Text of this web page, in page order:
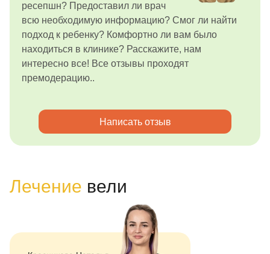
ресепшн? Предоставил ли врач
всю необходимую информацию? Смог ли найти
подход к ребенку? Комфортно ли вам было
находиться в клинике? Расскажите, нам
интересно все! Все отзывы проходят
премодерацию..
Написать отзыв
Лечение вели